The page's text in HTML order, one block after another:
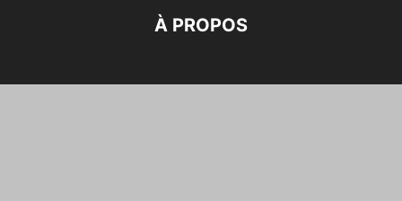
À PROPOS